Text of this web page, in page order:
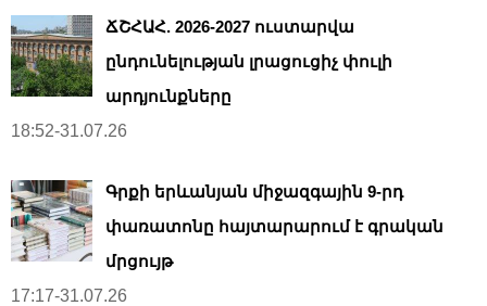
ՃՇՀԱՀ. 2026-2027 ուստարվա
ընդունելության լրացուցիչ փուլի
արդյունքները
18:52-31.07.26
Գրքի երևանյան միջազգային 9-րդ
փառատոնը հայտարարում է գրական
մրցույթ
17:17-31.07.26